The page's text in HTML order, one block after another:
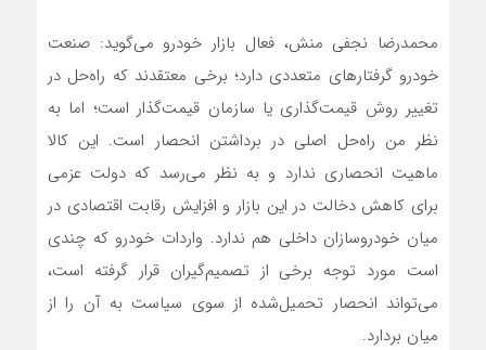
محمدرضا نجفی منش، فعال بازار خودرو می‌گوید: صنعت
خودرو گرفتارهای متعددی دارد؛ برخی معتقدند که راه‌حل در
تغییر روش قیمت‌گذاری یا سازمان قیمت‌گذار است؛ اما به
نظر من راه‌حل اصلی در برداشتن انحصار است. این کالا
ماهیت انحصاری ندارد و به نظر می‌رسد که دولت عزمی
برای کاهش دخالت در این بازار و افزایش رقابت اقتصادی در
میان خودروسازان داخلی هم ندارد. واردات خودرو که چندی
است مورد توجه برخی از تصمیم‌گیران قرار گرفته است،
می‌تواند انحصار تحمیل‌شده از سوی سیاست به آن را از
میان بردارد.